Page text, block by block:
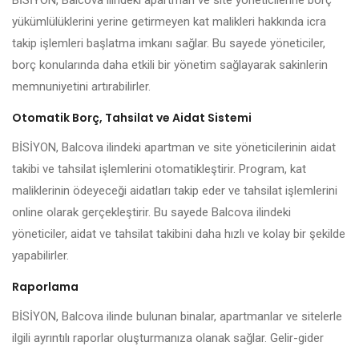
yükümlülüklerini yerine getirmeyen kat malikleri hakkında icra
takip işlemleri başlatma imkanı sağlar. Bu sayede yöneticiler,
borç konularında daha etkili bir yönetim sağlayarak sakinlerin
memnuniyetini artırabilirler.
Otomatik Borç, Tahsilat ve Aidat Sistemi
BİSİYON, Balcova ilindeki apartman ve site yöneticilerinin aidat
takibi ve tahsilat işlemlerini otomatikleştirir. Program, kat
maliklerinin ödeyeceği aidatları takip eder ve tahsilat işlemlerini
online olarak gerçekleştirir. Bu sayede Balcova ilindeki
yöneticiler, aidat ve tahsilat takibini daha hızlı ve kolay bir şekilde
yapabilirler.
Raporlama
BİSİYON, Balcova ilinde bulunan binalar, apartmanlar ve sitelerle
ilgili ayrıntılı raporlar oluşturmanıza olanak sağlar. Gelir-gider